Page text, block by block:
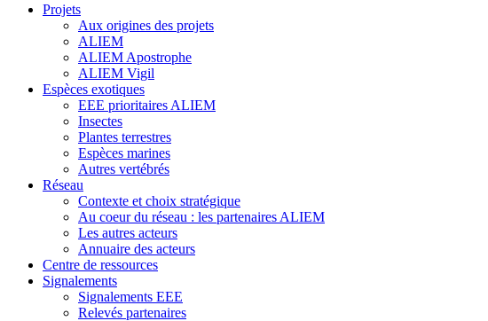
Projets
Aux origines des projets
ALIEM
ALIEM Apostrophe
ALIEM Vigil
Espèces exotiques
EEE prioritaires ALIEM
Insectes
Plantes terrestres
Espèces marines
Autres vertébrés
Réseau
Contexte et choix stratégique
Au coeur du réseau : les partenaires ALIEM
Les autres acteurs
Annuaire des acteurs
Centre de ressources
Signalements
Signalements EEE
Relevés partenaires